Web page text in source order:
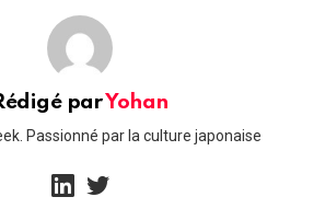
parYohan
Passionné par la culture japonaise
linkedin